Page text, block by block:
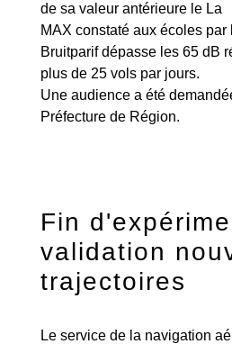
de sa valeur antérieure le La
MAX constaté aux écoles par
Bruitparif dépasse les 65 dB
plus de 25 vols par jours.
Une audience a été
Préfecture de Région.
Fin
validation
trajectoires
Le service de la navigation